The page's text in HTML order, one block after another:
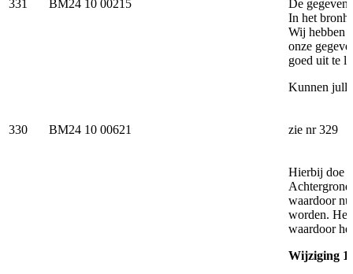
331 BM24 10 00215
De
In het
Wij hebben
onze
goed uit te
Kunnen
330 BM24 10 00621 zie nr 329
Hierbij doe
waardoor
worden. Het
waardoor
Wijziging 1.